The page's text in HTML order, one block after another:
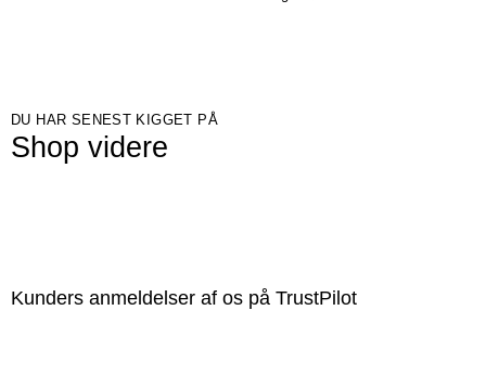
DU HAR SENEST KIGGET PÅ
Shop videre
Kunders anmeldelser af os på TrustPilot